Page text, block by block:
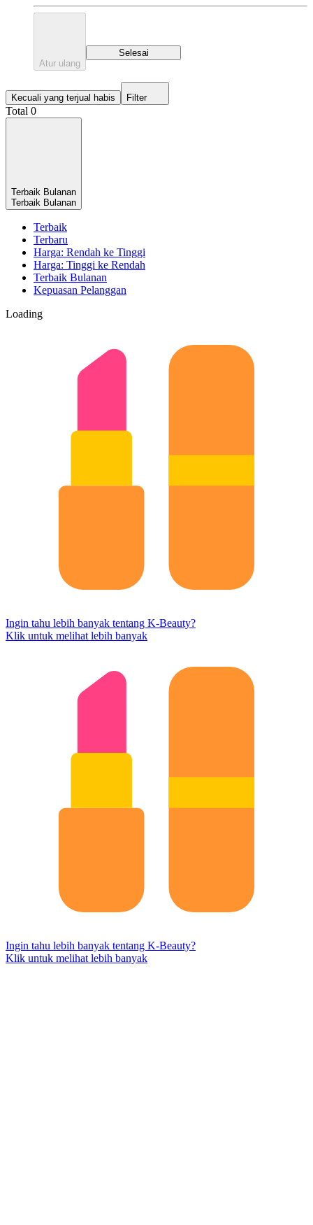
Atur ulang
Selesai
Kecuali yang terjual habis Filter
Total 0
Terbaik Bulanan
Terbaik Bulanan
Terbaik
Terbaru
Harga: Rendah ke Tinggi
Harga: Tinggi ke Rendah
Terbaik Bulanan
Kepuasan Pelanggan
Loading
Ingin tahu lebih banyak tentang K-Beauty?
Klik untuk melihat lebih banyak
Ingin tahu lebih banyak tentang K-Beauty?
Klik untuk melihat lebih banyak